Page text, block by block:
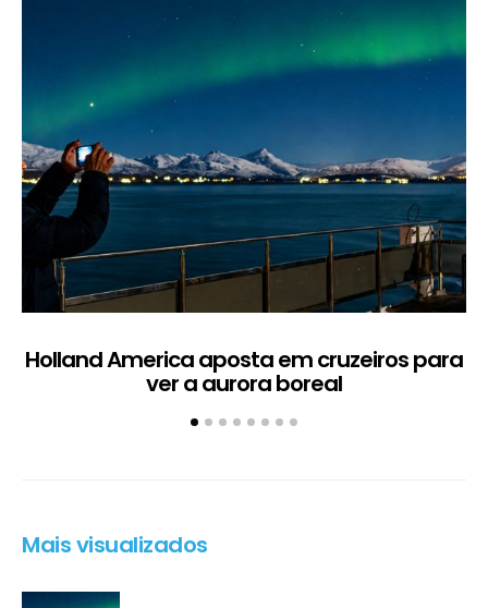
Holland America aposta em cruzeiros para
ver a aurora boreal
Mais visualizados